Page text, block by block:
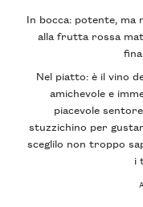
In bocca: potente, ma
alla frutta rossa
Nel piatto: è il vino
amichevole e
piacevole
stuzzichino per
sceglilo non troppo
i